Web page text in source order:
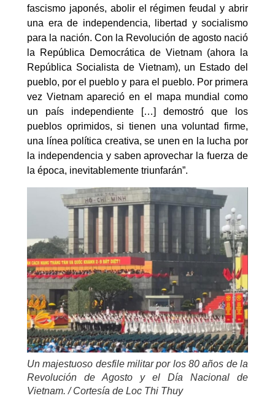
fascismo japonés, abolir el régimen feudal y abrir
una era de independencia, libertad y socialismo
para la nación. Con la Revolución de agosto nació
la República Democrática de Vietnam (ahora la
República Socialista de Vietnam), un Estado del
pueblo, por el pueblo y para el pueblo. Por primera
vez Vietnam apareció en el mapa mundial como
un país independiente […] demostró que los
pueblos oprimidos, si tienen una voluntad firme,
una línea política creativa, se unen en la lucha por
la independencia y saben aprovechar la fuerza de
la época, inevitablemente triunfarán”.
Un majestuoso desfile militar por los 80 años de la
Revolución de Agosto y el Día Nacional de
Vietnam. / Cortesía de Loc Thi Thuy